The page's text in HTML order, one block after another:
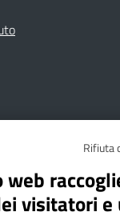
Albo online
Rifiuta
web
visitatori